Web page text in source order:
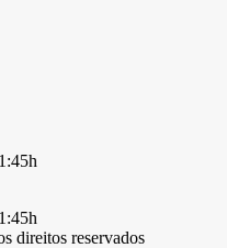
direitos reservados